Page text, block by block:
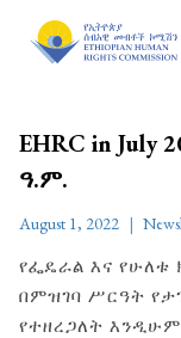
EHRC in July
ዓ.ም.
August 1, 2022
የፌዴራል እና
በምዝገባ ሥርዓት
የተዘረጋለት